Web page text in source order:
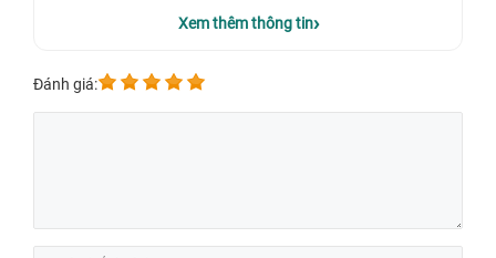
Xem thêm thông tin
Đánh giá: